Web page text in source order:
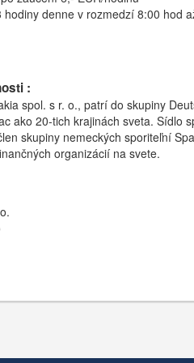
denne v rozmedzí 8:00 hod
:
spol. s r. o., patrí do skupiny
ako 20-tich krajinách sveta. Sídlo
skupiny nemeckých sporiteľní
organizácií na svete.